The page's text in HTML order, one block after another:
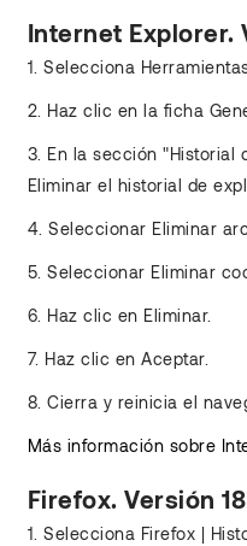
Internet Explorer.
1. Selecciona
2. Haz clic en la ficha
3. En la sección "Historial
Eliminar el historial de
4. Seleccionar Eliminar
5. Seleccionar Eliminar
6. Haz clic en Eliminar.
7. Haz clic en Aceptar.
8. Cierra y reinicia el
Más información sobre
Firefox. Versión 18
1. Selecciona Firefox |